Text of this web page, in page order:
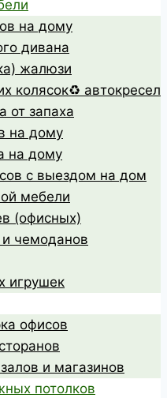
на дому
дивана
жалюзи
колясок♻️ автокресел
от запаха
на дому
на дому
с выездом на дом
мебели
(офисных)
чемоданов
игрушек
офисов
и магазинов
потолков